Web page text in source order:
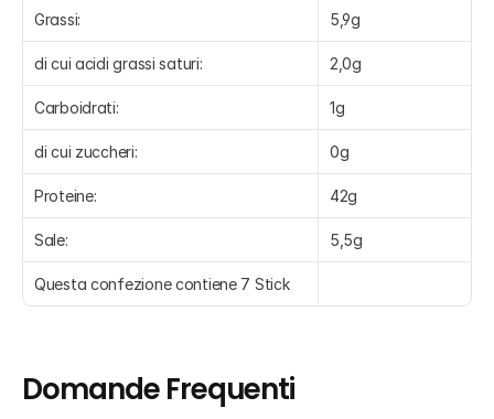
Grassi: 5,9g
di cui acidi grassi saturi: 2,0g
Carboidrati: 1g
di cui zuccheri: 0g
Proteine: 42g
Sale: 5,5g
Questa confezione contiene 7 Stick
Domande Frequenti